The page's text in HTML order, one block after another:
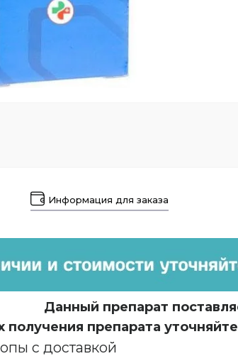
Информация для заказа
Данный препарат
получения препарата
с доставкой